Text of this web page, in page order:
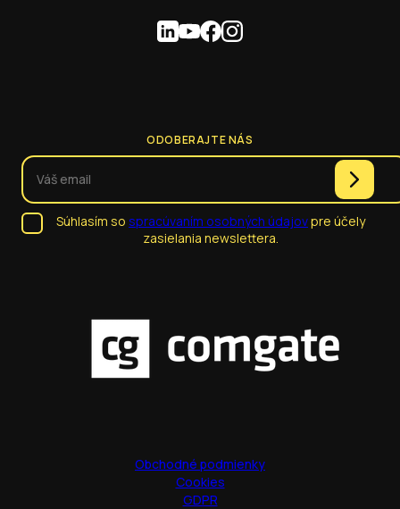
ODOBERAJTE NÁS
Súhlasím so spracúvaním osobných údajovpre účely
zasielania newslettera.
Obchodné podmienky
Cookies
GDPR